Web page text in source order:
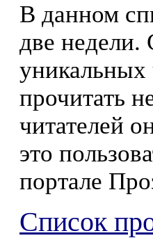
В данном
две недели.
уникальных
прочитать
читателей
это
портале
Список